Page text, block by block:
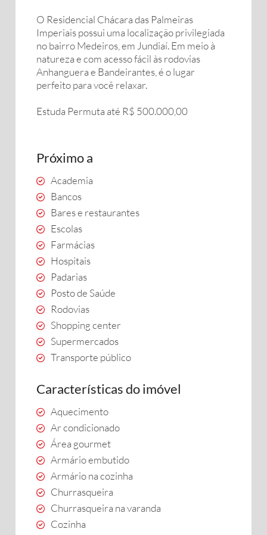
O Residencial Chácara das Palmeiras
Imperiais possui uma localização privilegiada
no bairro Medeiros, em Jundiaí. Em meio à
natureza e com acesso fácil às rodovias
Anhanguera e Bandeirantes, é o lugar
perfeito para você relaxar.
Estuda Permuta até R$ 500.000,00
Próximo a
Academia
Bancos
Bares e restaurantes
Escolas
Farmácias
Hospitais
Padarias
Posto de Saúde
Rodovias
Shopping center
Supermercados
Transporte público
Características do imóvel
Aquecimento
Ar condicionado
Área gourmet
Armário embutido
Armário na cozinha
Churrasqueira
Churrasqueira na varanda
Cozinha